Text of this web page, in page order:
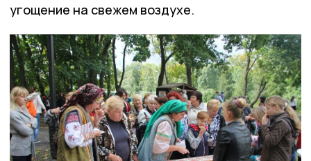
угощение на свежем воздухе.